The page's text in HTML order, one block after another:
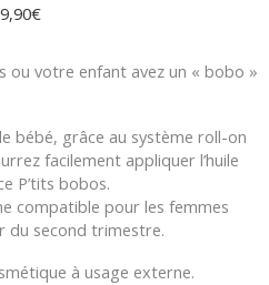
9,90€
ou votre enfant avez un « bobo »
bébé, grâce au système roll-on
facilement appliquer l’huile
P’tits bobos.
compatible pour les femmes
du second trimestre.
à usage externe.